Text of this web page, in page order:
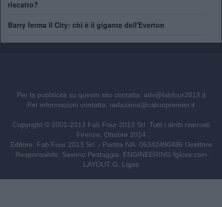
riscatto?
Barry ferma il City: chi è il gigante dell'Everton
Per la pubblicità su questo sito contatta: adv@fabfour2013.it
Per informazioni contatta: redazione@calciopremier.it
Copyright © 2001-2013 Fab Four 2013 Srl. Tutti i diritti riservati
Firenze, Ottobre 2014
Editore: Fab Four 2013 Srl. - Partita IVA: 06342490486 Direttore
Responsabile: Saverio Pestuggia. ENGINEERING fgiova.com
LAYOUT G. Ligas